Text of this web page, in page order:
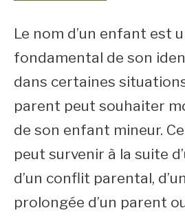
Le nom d’un enfant est
fondamental de son
dans certaines
parent peut souhaiter
de son enfant mineur.
peut survenir à la suite
d’un conflit parental,
prolongée d’un parent